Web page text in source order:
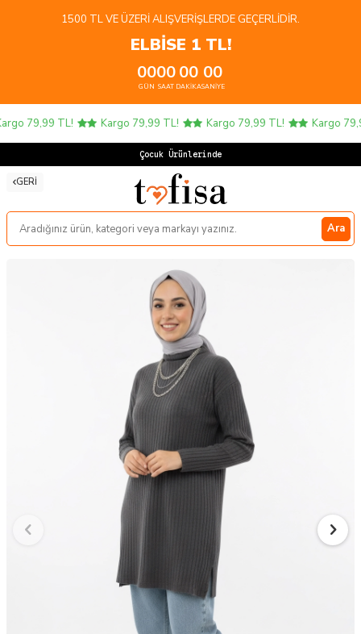
1500 TL VE ÜZERI ALIŞVERIŞLERDE GEÇERLIDIR.
ELBİSE 1 TL!
00
GÜN
00
SAAT
00
DAKIKA
00
SANIYE
79,99 TL! Kargo 79,99 TL! Kargo 79,99 TL! Kargo
Çocuk Ürünlerinde 4
GERI
Ara